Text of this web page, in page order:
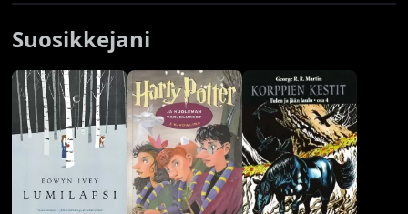
Suosikkejani